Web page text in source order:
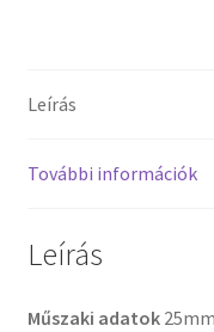
Leírás
További információk
Leírás
Műszaki adatok